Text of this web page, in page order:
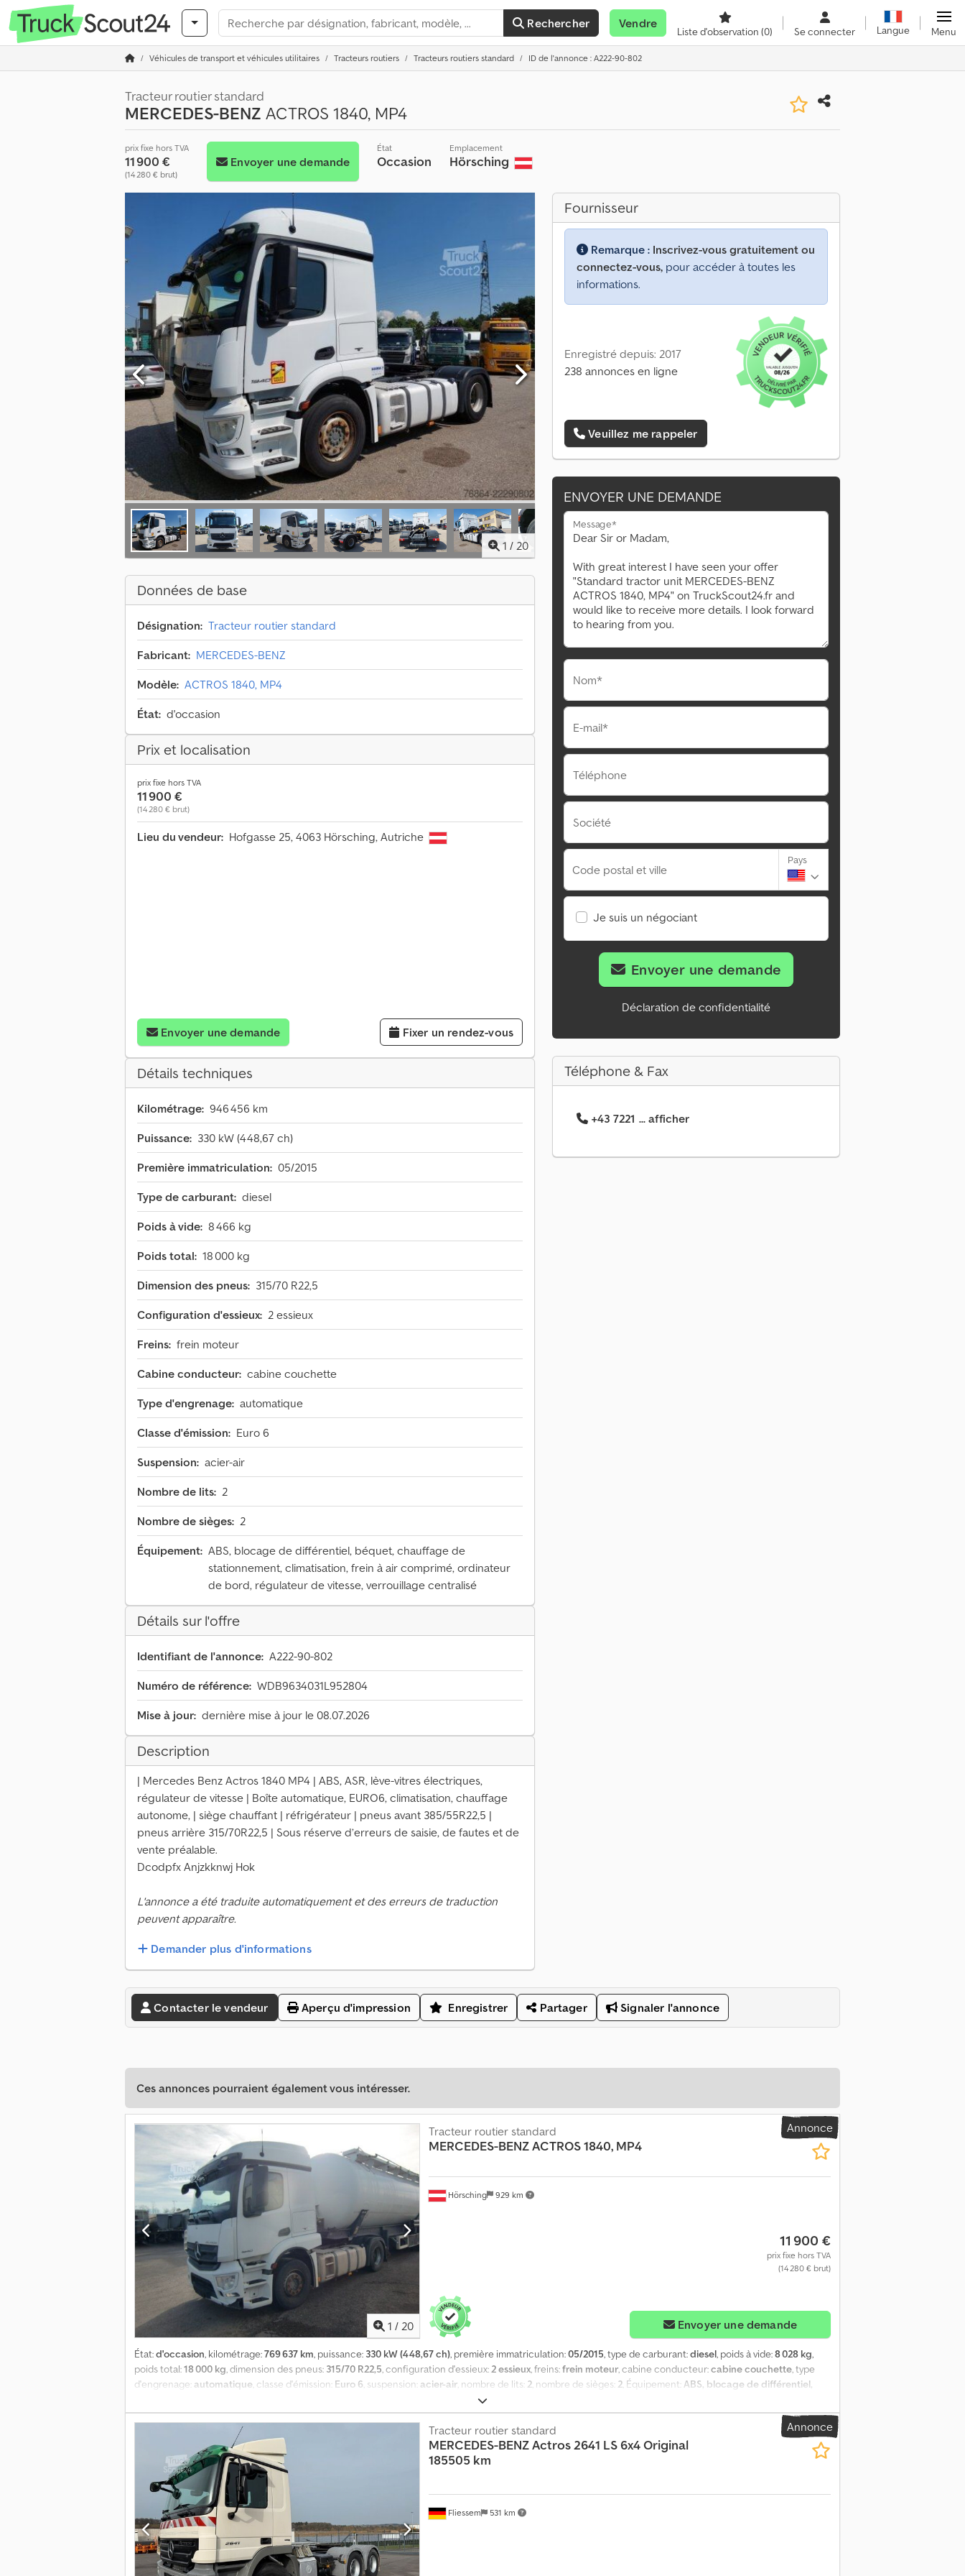
Rechercher Vendre
Liste d'observation (0) Se connecter Langue Menu
Véhicules de transport et véhicules utilitaires Tracteurs routiers Tracteurs routiers standard ID de l'annonce : A222-90-802
Tracteur routier standard
MERCEDES-BENZ ACTROS 1840, MP4
prix fixe hors TVA
11 900 €
(14 280 € brut)
Envoyer une demande
État
Occasion
Emplacement
Hörsching
1 / 20
Données de base
Désignation: Tracteur routier standard
Fabricant: MERCEDES-BENZ
Modèle: ACTROS 1840, MP4
État: d'occasion
Prix et localisation
prix fixe hors TVA
11 900 €
(14 280 € brut)
Lieu du vendeur: Hofgasse 25, 4063 Hörsching, Autriche
Envoyer une demande Fixer un rendez-vous
Détails techniques
Kilométrage: 946 456 km
Puissance: 330 kW (448,67 ch)
Première immatriculation: 05/2015
Type de carburant: diesel
Poids à vide: 8 466 kg
Poids total: 18 000 kg
Dimension des pneus: 315/70 R22,5
Configuration d'essieux: 2 essieux
Freins: frein moteur
Cabine conducteur: cabine couchette
Type d'engrenage: automatique
Classe d'émission: Euro 6
Suspension: acier-air
Nombre de lits: 2
Nombre de sièges: 2
Équipement: ABS, blocage de différentiel, béquet, chauffage de
stationnement, climatisation, frein à air comprimé, ordinateur
de bord, régulateur de vitesse, verrouillage centralisé
Détails sur l'offre
Identifiant de l'annonce: A222-90-802
Numéro de référence: WDB9634031L952804
Mise à jour: dernière mise à jour le 08.07.2026
Description
| Mercedes Benz Actros 1840 MP4 | ABS, ASR, lève-vitres électriques,
régulateur de vitesse | Boîte automatique, EURO6, climatisation, chauffage
autonome, | siège chauffant | réfrigérateur | pneus avant 385/55R22,5 |
pneus arrière 315/70R22,5 | Sous réserve d’erreurs de saisie, de fautes et de
vente préalable.
Dcodpfx Anjzkknwj Hok
L'annonce a été traduite automatiquement et des erreurs de traduction
peuvent apparaître.
Demander plus d'informations
Fournisseur
Remarque : Inscrivez-vous gratuitement ou
connectez-vous, pour accéder à toutes les
informations.
Enregistré depuis: 2017
238 annonces en ligne
Veuillez me rappeler
ENVOYER UNE DEMANDE
Message*
Nom*
E-mail*
Téléphone
Société
Code postal et ville
Pays
Je suis un négociant
Envoyer une demande
Déclaration de confidentialité
Téléphone & Fax
+43 7221 ... afficher
Contacter le vendeur Aperçu d'impression Enregistrer Partager Signaler l'annonce
Ces annonces pourraient également vous intéresser.
Annonce
1 / 20
Hörsching 929 km
Tracteur routier standard
MERCEDES-BENZACTROS 1840, MP4
11 900 €
prix fixe hors TVA
(14 280 € brut)
Envoyer une demande
État:d'occasion, kilométrage:769 637 km, puissance: 330 kW (448,67 ch), première immatriculation:05/2015, type de carburant:diesel, poids à vide:8 028 kg,
poids total:18 000 kg, dimension des pneus: 315/70 R22,5, configuration d'essieux:2 essieux, freins:frein moteur, cabine conducteur:cabine couchette, type
d'engrenage: automatique, classe d'émission: Euro 6, suspension: acier-air, nombre de lits: 2, nombre de sièges: 2, Équipement: ABS, blocage de différentiel,
béquet, chauffage de stationnement, climatisation, frein à air comprimé, ordinateur de bord, régulateur de vitesse, verrouillage centralisé
Benz Actros 1840 MP4 | ABS, ASR, lève-vitres électriques, régulateur de vitesse | Boîte automatique, EURO6, climatisation, chauffage autonome, | siège chauffant |
réfrigérateur | pneus avant 385/55R22,5 | pneus arrière 315/70R22,5 | Sous réserve d’erreurs de saisie, de fautes et de vente préalable. Dcsdpfezkkn Dox An Hjk
Annonce
Fliessem 531 km
Tracteur routier standard
MERCEDES-BENZActros 2641 LS 6x4 Original
185505 km